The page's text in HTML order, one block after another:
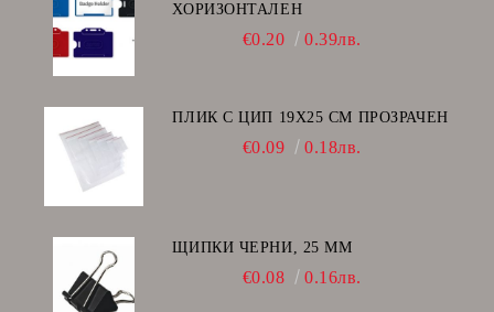
ХОРИЗОНТАЛЕН
€0.20 0.39лв.
ПЛИК С ЦИП 19X25 CM ПРОЗРАЧЕН
€0.09 0.18лв.
ЩИПКИ ЧЕРНИ, 25 ММ
€0.08 0.16лв.